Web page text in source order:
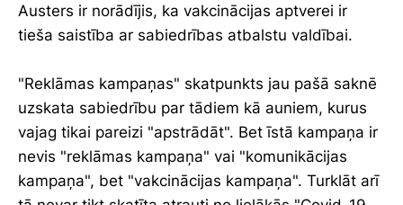
Austers ir norādījis, ka vakcinācijas aptverei ir
tieša saistība ar sabiedrības atbalstu valdībai.
"Reklāmas kampaņas" skatpunkts jau pašā saknē
uzskata sabiedrību par tādiem kā auniem, kurus
vajag tikai pareizi "apstrādāt". Bet īstā kampaņa ir
nevis "reklāmas kampaņa" vai "komunikācijas
kampaņa", bet "vakcinācijas kampaņa". Turklāt arī